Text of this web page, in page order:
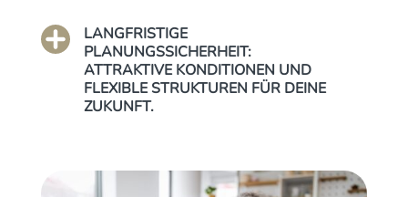
LANGFRISTIGE
PLANUNGSSICHERHEIT:
ATTRAKTIVE KONDITIONEN UND
FLEXIBLE STRUKTUREN FÜR DEINE
ZUKUNFT.